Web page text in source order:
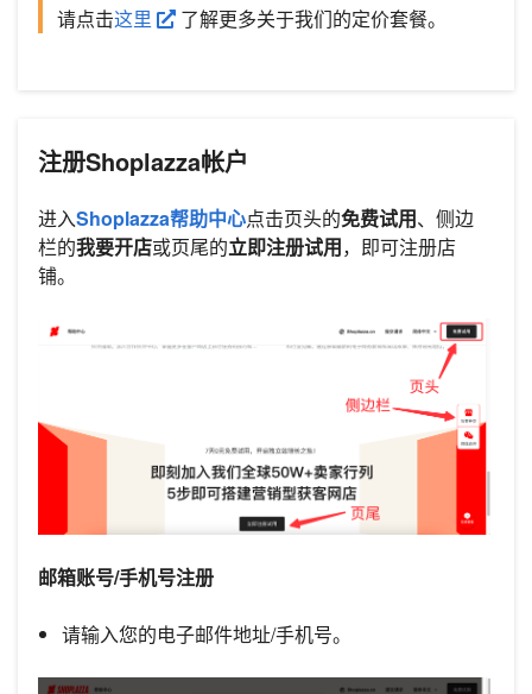
请点击这里 了解更多关于我们的定价套餐。
注册Shoplazza帐户
进入Shoplazza帮助中心点击页头的免费试用、侧边
栏的我要开店或页尾的立即注册试用，即可注册店
铺。
邮箱账号/手机号注册
请输入您的电子邮件地址/手机号。